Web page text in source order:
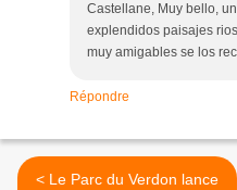
Castellane, Muy bello,
explendidos paisajes
muy amigables se los
Répondre
< Le Parc du Verdon lance